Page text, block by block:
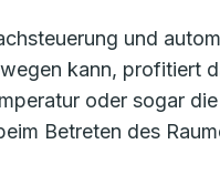
und
kann, profitiert
oder sogar
Betreten des